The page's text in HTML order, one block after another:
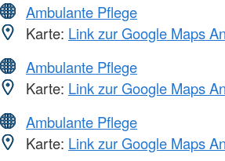
Ambulante Pflege
Karte: Link zur Google Maps
Ambulante Pflege
Karte: Link zur Google Maps
Ambulante Pflege
Karte: Link zur Google Maps